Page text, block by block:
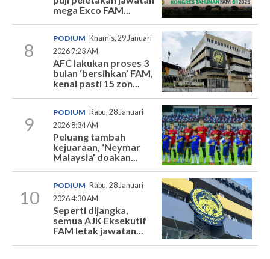
mega Exco FAM...
8
PODIUM Khamis, 29 Januari
2026 7:23 AM
AFC lakukan proses 3
bulan ‘bersihkan’ FAM,
kenal pasti 15 zon...
9
PODIUM Rabu, 28 Januari
2026 8:34 AM
Peluang tambah
kejuaraan, ‘Neymar
Malaysia’ doakan...
10
PODIUM Rabu, 28 Januari
2026 4:30 AM
Seperti dijangka,
semua AJK Eksekutif
FAM letak jawatan...